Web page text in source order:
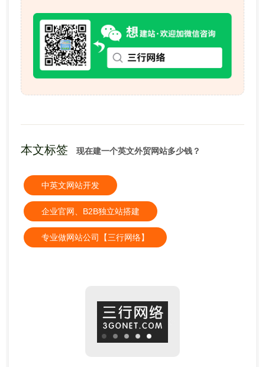
本文标签 现在建一个英文外贸网站多少钱？
中英文网站开发
企业官网、B2B独立站搭建
专业做网站公司【三行网络】